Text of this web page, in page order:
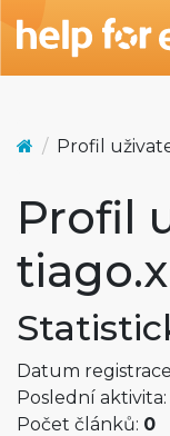
Profil
Profil
tiago.x
Datum
Poslední aktivita:
Počet článků: 0